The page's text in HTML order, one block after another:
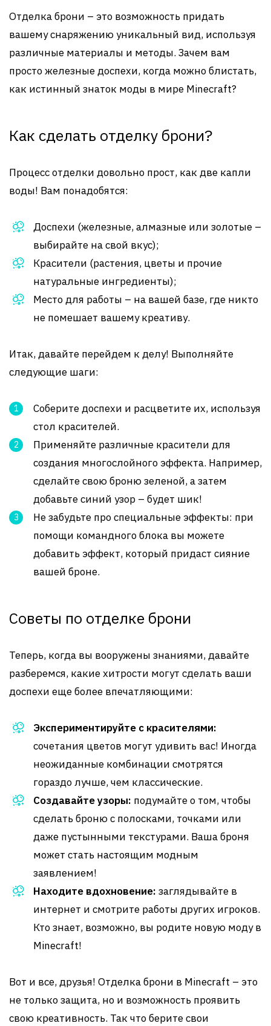
Отделка брони – это возможность придать
вашему снаряжению уникальный вид, используя
различные материалы и методы. Зачем вам
просто железные доспехи, когда можно блистать,
как истинный знаток моды в мире Minecraft?
Как сделать отделку брони?
Процесс отделки довольно прост, как две капли
воды! Вам понадобятся:
Доспехи (железные, алмазные или золотые –
выбирайте на свой вкус);
Красители (растения, цветы и прочие
натуральные ингредиенты);
Место для работы – на вашей базе, где никто
не помешает вашему креативу.
Итак, давайте перейдем к делу! Выполняйте
следующие шаги:
Соберите доспехи и расцветите их, используя
стол красителей.
Применяйте различные красители для
создания многослойного эффекта. Например,
сделайте свою броню зеленой, а затем
добавьте синий узор – будет шик!
Не забудьте про специальные эффекты: при
помощи командного блока вы можете
добавить эффект, который придаст сияние
вашей броне.
Советы по отделке брони
Теперь, когда вы вооружены знаниями, давайте
разберемся, какие хитрости могут сделать ваши
доспехи еще более впечатляющими:
Экспериментируйте с красителями:
сочетания цветов могут удивить вас! Иногда
неожиданные комбинации смотрятся
гораздо лучше, чем классические.
Создавайте узоры: подумайте о том, чтобы
сделать броню с полосками, точками или
даже пустынными текстурами. Ваша броня
может стать настоящим модным
заявлением!
Находите вдохновение: заглядывайте в
интернет и смотрите работы других игроков.
Кто знает, возможно, вы родите новую моду в
Minecraft!
Вот и все, друзья! Отделка брони в Minecraft – это
не только защита, но и возможность проявить
свою креативность. Так что берите свои